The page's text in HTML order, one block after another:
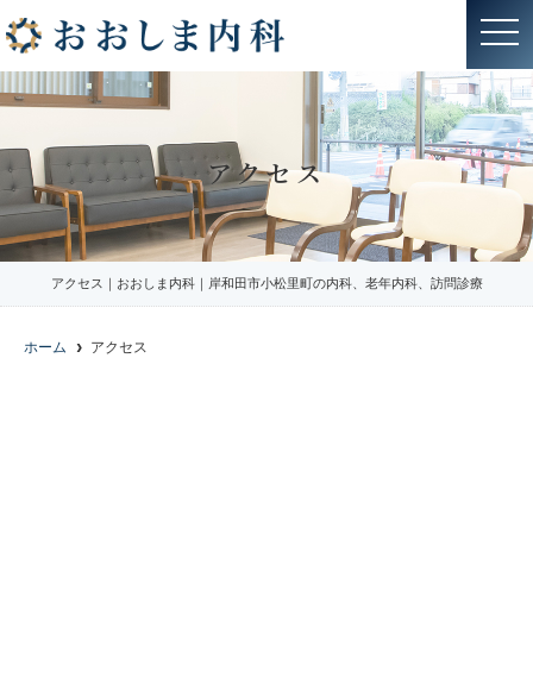
t
o
g
l
e
n
a
v
i
i
アクセス
アクセス｜おおしま内科｜岸和田市小松里町の内科、老年内科、訪問診療
ホーム アクセス